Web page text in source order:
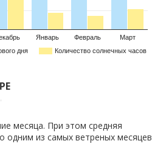
дня Количество солнечных часов
Январь Февраль Март
месяца. При этом средняя
одним из самых ветреных месяцев